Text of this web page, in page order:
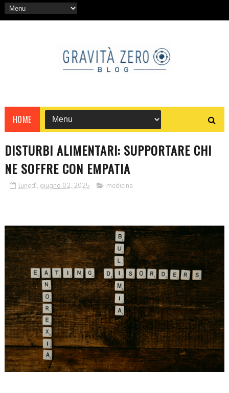
HOME
DISTURBI ALIMENTARI: SUPPORTARE CHI
NE SOFFRE CON EMPATIA
lunedì, giugno 02, 2025 medicina